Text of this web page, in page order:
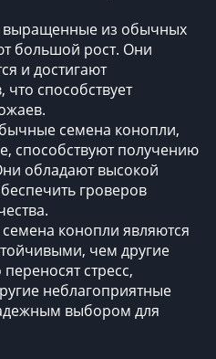
выращенные из обычных
большой рост. Они
и достигают
способствует
семена конопли,
способствуют получению
обладают высокой
гроверов
конопли являются
чем другие
стресс,
неблагоприятные
выбором для